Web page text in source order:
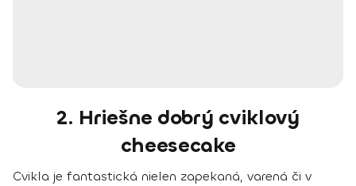
2. Hriešne dobrý cviklový
cheesecake
Cvikla je fantastická nielen zapekaná, varená či v